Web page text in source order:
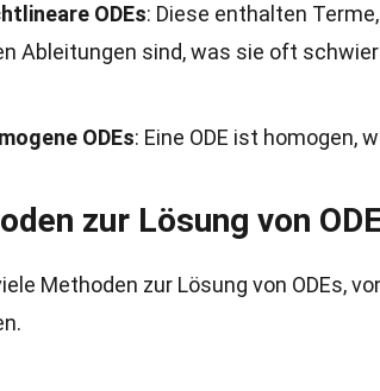
ODEs: Diese enthalten
Ableitungen sind, was sie oft
ODEs: Eine ODE ist homogen,
zur Lösung von
Methoden zur Lösung von ODEs,